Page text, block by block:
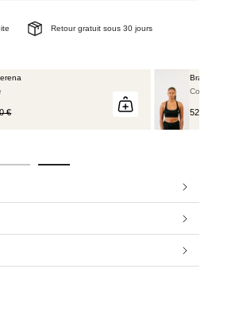
Retour gratuit sous 30 jours
- Robyn noir
€